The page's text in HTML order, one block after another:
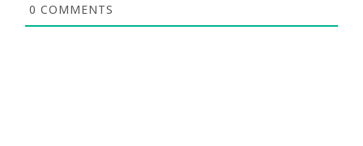
0 COMMENTS